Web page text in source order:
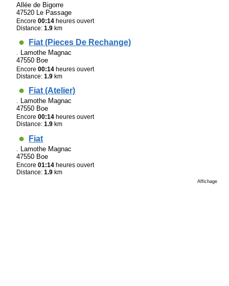
Allée de Bigorre
47520 Le Passage
Encore00:14 heures ouvert
Distance:1.9 km
Fiat (Pieces De Rechange)
. Lamothe Magnac
47550 Boe
Encore00:14 heures ouvert
Distance:1.9 km
Fiat (Atelier)
. Lamothe Magnac
47550 Boe
Encore00:14 heures ouvert
Distance:1.9 km
Fiat
. Lamothe Magnac
47550 Boe
Encore01:14 heures ouvert
Distance:1.9 km
Affichage